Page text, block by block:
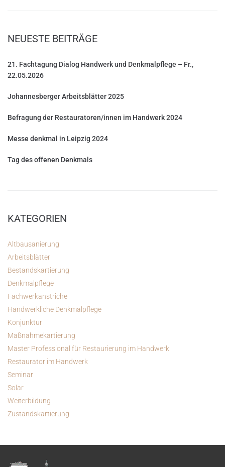
NEUESTE BEITRÄGE
21. Fachtagung Dialog Handwerk und Denkmalpflege – Fr.,
22.05.2026
Johannesberger Arbeitsblätter 2025
Befragung der Restauratoren/innen im Handwerk 2024
Messe denkmal in Leipzig 2024
Tag des offenen Denkmals
KATEGORIEN
Altbausanierung
Arbeitsblätter
Bestandskartierung
Denkmalpflege
Fachwerkanstriche
Handwerkliche Denkmalpflege
Konjunktur
Maßnahmekartierung
Master Professional für Restaurierung im Handwerk
Restaurator im Handwerk
Seminar
Solar
Weiterbildung
Zustandskartierung